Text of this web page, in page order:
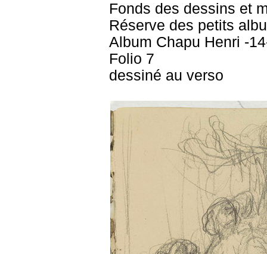
Fonds des dessins et
Réserve des petits
Album Chapu Henri -
Folio 7
dessiné au verso